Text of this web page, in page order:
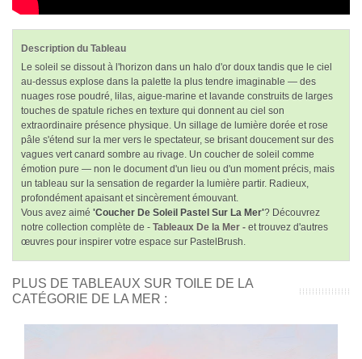
Description du Tableau
Le soleil se dissout à l'horizon dans un halo d'or doux tandis que le ciel
au-dessus explose dans la palette la plus tendre imaginable — des
nuages rose poudré, lilas, aigue-marine et lavande construits de larges
touches de spatule riches en texture qui donnent au ciel son
extraordinaire présence physique. Un sillage de lumière dorée et rose
pâle s'étend sur la mer vers le spectateur, se brisant doucement sur des
vagues vert canard sombre au rivage. Un coucher de soleil comme
émotion pure — non le document d'un lieu ou d'un moment précis, mais
un tableau sur la sensation de regarder la lumière partir. Radieux,
profondément apaisant et sincèrement émouvant.
Vous avez aimé 'Coucher De Soleil Pastel Sur La Mer'? Découvrez
notre collection complète de - Tableaux De la Mer - et trouvez d'autres
œuvres pour inspirer votre espace sur PastelBrush.
PLUS DE TABLEAUX SUR TOILE DE LA
CATÉGORIE DE LA MER :